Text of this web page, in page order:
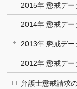
2015年 懲戒デー
2014年 懲戒デー
2013年 懲戒デー
2012年 懲戒デー
弁護士懲戒請求